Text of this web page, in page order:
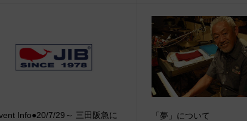
Info●20/7/29～ 三田阪急に
「夢」について